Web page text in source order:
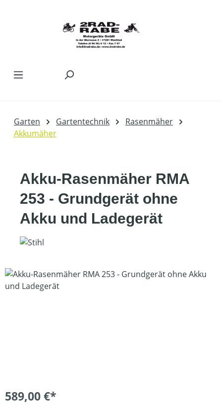
Garten Gartentechnik
Rasenmäher
Akkumäher
Akku-Rasenmäher RMA
253 - Grundgerät ohne
Akku und Ladegerät
Bildergalerie überspringen
589,00 €*